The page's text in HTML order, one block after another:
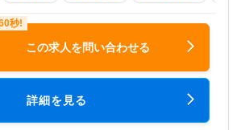
この求人を問い合わせる
詳細を見る